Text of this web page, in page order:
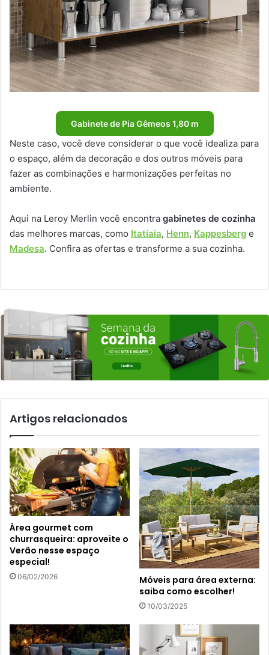
Gabinete de Pia Gêmeos 1,80 m
Neste caso, você deve considerar o que você idealiza para
o espaço, além da decoração e dos outros móveis para
fazer as combinações e harmonizações perfeitas no
ambiente.
Aqui na Leroy Merlin você encontra gabinetes de cozinha
das melhores marcas, como Itatiaia, Henn, Kappesberg e
Madesa. Confira as ofertas e transforme a sua cozinha.
Artigos relacionados
Área gourmet com
churrasqueira: aproveite o
Verão nesse espaço
especial!
06/02/2026
Móveis para área externa:
saiba como escolher!
10/03/2025